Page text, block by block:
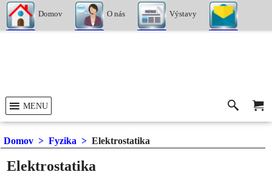
Domov O nás Výstavy
MENU
Domov > Fyzika > Elektrostatika
Elektrostatika